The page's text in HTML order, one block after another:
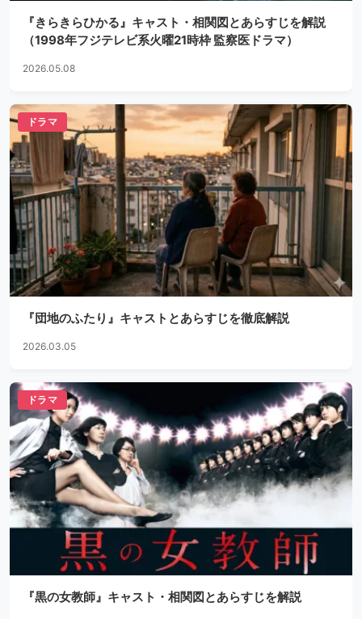
『きらきらひかる』キャスト・相関図とあらすじを解説
（1998年フジテレビ系火曜21時枠 監察医ドラマ）
2026.05.08
ドラマ
『団地のふたり』キャストとあらすじを徹底解説
2026.03.05
ドラマ
『黒の女教師』キャスト・相関図とあらすじを解説